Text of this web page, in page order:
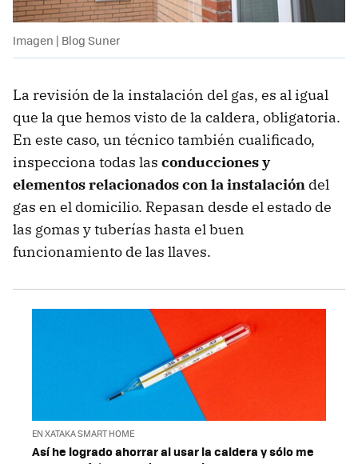
Imagen | Blog Suner
La revisión de la instalación del gas, es al igual
que la que hemos visto de la caldera, obligatoria.
En este caso, un técnico también cualificado,
inspecciona todas las conducciones y
elementos relacionados con la instalación del
gas en el domicilio. Repasan desde el estado de
las gomas y tuberías hasta el buen
funcionamiento de las llaves.
EN XATAKA SMART HOME
Así he logrado ahorrar al usar la caldera y sólo me